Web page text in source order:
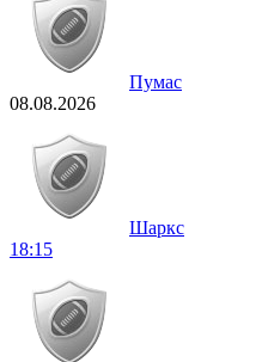
Пумас
08.08.2026
Шаркс
18:15